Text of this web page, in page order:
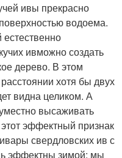
ивы прекрасно
водоема.
естественно
ивможно создать
дерево. В этом
хотя бы двух
видна целиком. А
высаживать
эффектный признак
свердловских ив с
эффектны зимой: мы